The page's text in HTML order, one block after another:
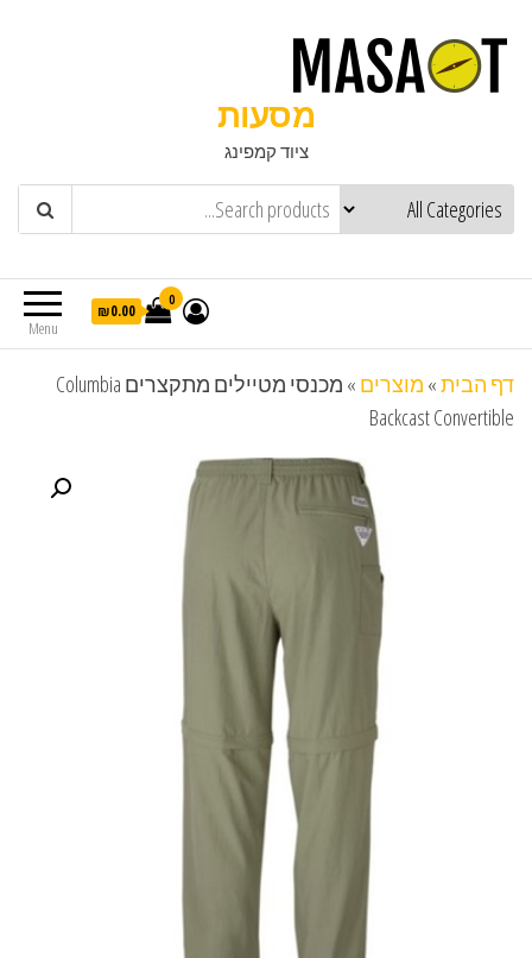
מסעות
ציוד קמפינג
Menu
0
₪0.00
דף הבית» מוצרים »
מכנסי מטיילים מתקצרים Columbia
Backcast Convertible